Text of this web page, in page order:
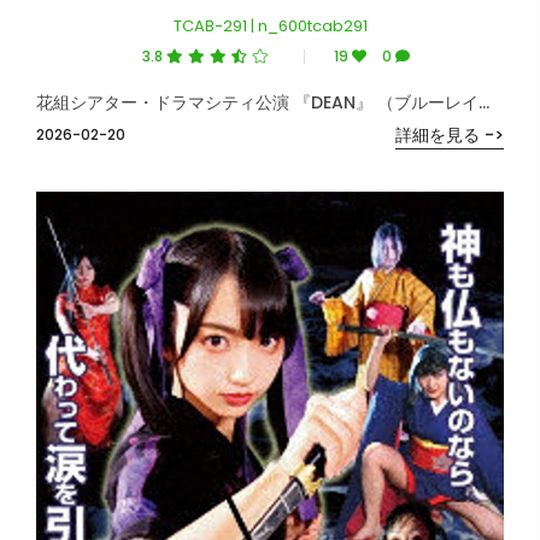
TCAB-291 | n_600tcab291
3.8 19 0
2026-02-20
花組シアター・ドラマシティ公演 『DEAN』 （ブルーレイディスク）
詳細を見る ->